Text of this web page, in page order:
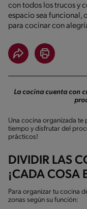
con todos los trucos y
espacio sea funcional,
para cocinar con
La cocina cuenta con
Una cocina organizada
tiempo y disfrutar del
prácticos!
DIVIDIR LAS
¡CADA COSA
Para organizar tu cocina
zonas según su función: